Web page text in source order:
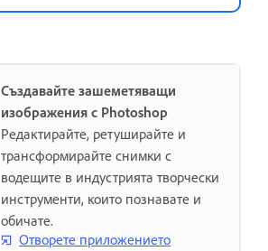
Създавайте зашеметяващи
изображения с Photoshop
Редактирайте, ретуширайте и
трансформирайте снимки с
водещите в индустрията творчески
инструменти, които познавате и
обичате.
Отворете приложението